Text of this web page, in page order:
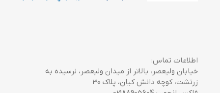
اطلاعات تماس:
خیابان ولیعصر، بالاتر از میدان ولیعصر، نرسیده به
زرتشت، کوچه دانش کیان، پلاک 30